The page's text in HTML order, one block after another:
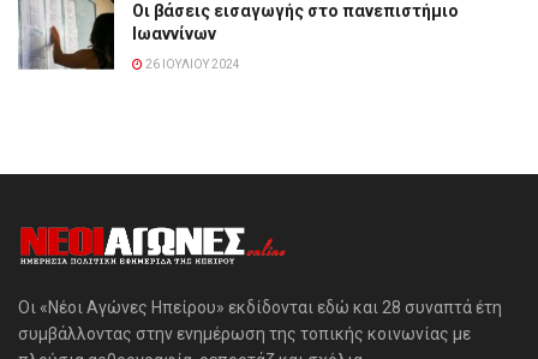
Οι βάσεις εισαγωγής στο πανεπιστήμιο
Ιωαννίνων
26 ΙΟΥΛΊΟΥ 2024
Οι «Νέοι Αγώνες Ηπείρου» εκδίδονται εδώ και 28 συναπτά έτη
συμβάλλοντας στην ενημέρωση της τοπικής κοινωνίας με